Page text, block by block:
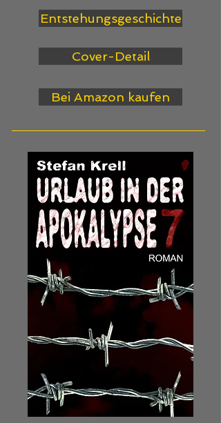
Entstehungsgeschichte
Cover-Detail
Bei Amazon kaufen